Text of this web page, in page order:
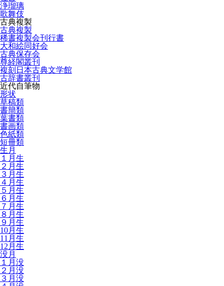
浄瑠璃
歌舞伎
古典複製
古典複製
稀書複製会刊行書
大和絵同好会
古典保存会
尊経閣叢刊
複刻日本古典文学館
古辞書叢刊
近代自筆物
形状
草稿類
書簡類
葉書類
書画類
色紙類
短冊類
生月
１月生
２月生
３月生
４月生
５月生
６月生
７月生
８月生
９月生
10月生
11月生
12月生
没月
１月没
２月没
３月没